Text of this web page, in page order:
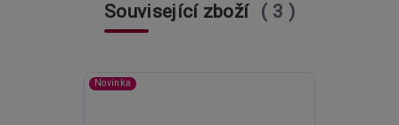
Související zboží 3
Novinka